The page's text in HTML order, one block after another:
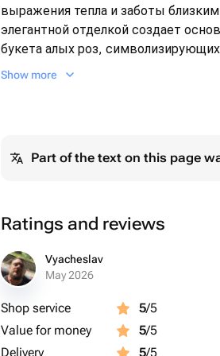
выражения тепла и заботы
элегантной отделкой создает
букета алых роз,
Добавленный элемент в виде
Черные глазки и голубенький нос
идеальный презент для:
- Мамы: Выразите благодарность
в вашей жизни.
- Бабушки: Покажите свое
Show more
Part of the text on this page
Ratings and reviews
Vyacheslav
May 2026
Shop service 5/5
Value for money
5/5
Delivery
5/5